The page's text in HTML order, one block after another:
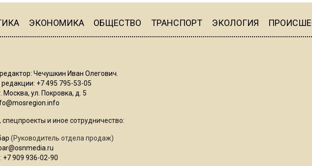
ЭКОНОМИКА ОБЩЕСТВО ТРАНСПОРТ ЭКОЛОГИЯ
Чечушкин Иван Олегович.
+7 495 795-53-05
Москва, ул. Покровка, д. 5
спецпроекты и иное сотрудничество:
(Руководитель отдела продаж)
+7 909 936-02-90